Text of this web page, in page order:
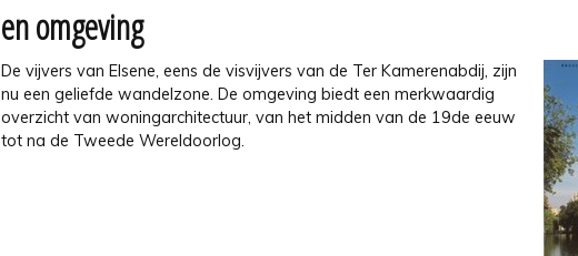
en omgeving
De vijvers van Elsene, eens de visvijvers van de Ter Kamerenabdij, zijn
nu een geliefde wandelzone. De omgeving biedt een merkwaardig
overzicht van woningarchitectuur, van het midden van de 19de eeuw
tot na de Tweede Wereldoorlog.